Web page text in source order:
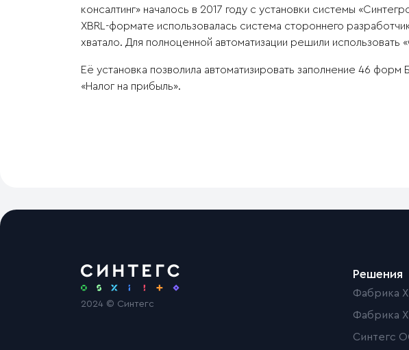
консалтинг» началось в 2017 году с установки системы
XBRL-формате использовалась система стороннего
хватало. Для полноценной автоматизации решили использовать
Её установка позволила автоматизировать заполнение 46
«Налог на прибыль».
2024 © Синтегс
Решения
Фабрика
Фабрика
Синтегс